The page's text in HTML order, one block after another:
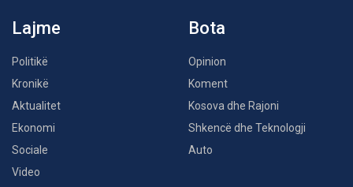
Lajme
Politikë
Kronikë
Aktualitet
Ekonomi
Sociale
Video
Bota
Opinion
Koment
Kosova dhe Rajoni
Shkencë dhe Teknologji
Auto